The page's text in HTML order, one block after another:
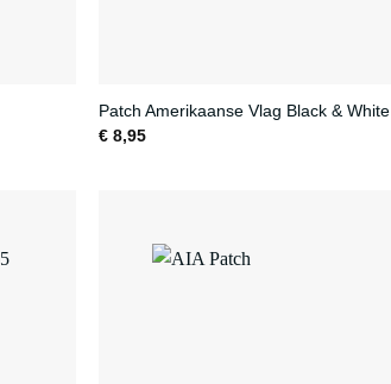
Patch Amerikaanse Vlag Black & White
€ 8,95